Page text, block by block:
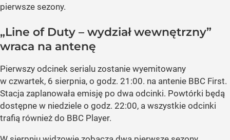
pierwsze sezony.
„Line of Duty – wydział wewnętrzny”
wraca na antenę
Pierwszy odcinek serialu zostanie wyemitowany
w czwartek, 6 sierpnia, o godz. 21:00. na antenie BBC First.
Stacja zaplanowała emisję po dwa odcinki. Powtórki będą
dostępne w niedziele o godz. 22:00, a wszystkie odcinki
trafią również do BBC Player.